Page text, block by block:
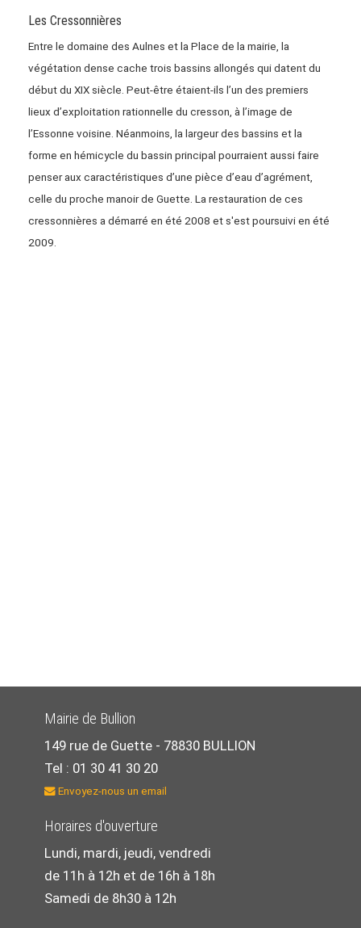
Les Cressonnières
Entre le domaine des Aulnes et la Place de la mairie, la
végétation dense cache trois bassins allongés qui datent du
début du XIX siècle. Peut-être étaient-ils l’un des premiers
lieux d’exploitation rationnelle du cresson, à l’image de
l’Essonne voisine. Néanmoins, la largeur des bassins et la
forme en hémicycle du bassin principal pourraient aussi faire
penser aux caractéristiques d’une pièce d’eau d’agrément,
celle du proche manoir de Guette. La restauration de ces
cressonnières a démarré en été 2008 et s'est poursuivi en été
2009.
Mairie de Bullion
149 rue de Guette - 78830 BULLION
Tel : 01 30 41 30 20
Envoyez-nous un email
Horaires d'ouverture
Lundi, mardi, jeudi, vendredi
de 11h à 12h et de 16h à 18h
Samedi de 8h30 à 12h